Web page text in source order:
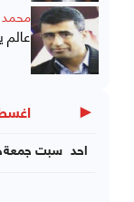
◀
جمعة سبت احد